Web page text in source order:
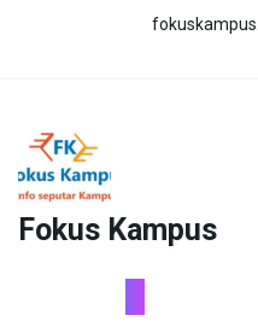
Fokus Kampus